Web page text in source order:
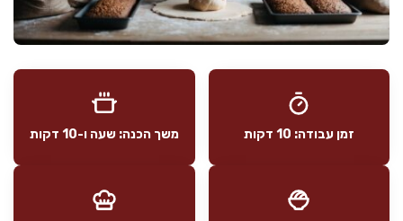
זמן עבודה: 10 דקות משך הכנה: שעה ו-10 דקות